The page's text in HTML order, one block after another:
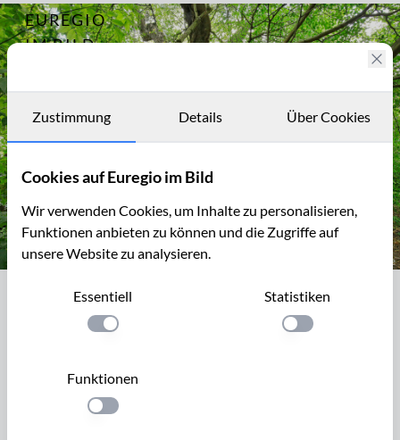
EUREGIO
IM BILD
Archiv
Kontakt
Archiv
12632
bei
Bizarr, ausgehöhlt, aber immer noch
vital: Linde in der Baumallee von
Um 1662 baute der Reichfreiherr Johann Lothar Waldbott
Zustimmung Details Über Cookies
Cookies auf Euregio im Bild
Wir verwenden Cookies, um Inhalte zu personalisieren,
Funktionen anbieten zu können und die Zugriffe auf
unsere Website zu analysieren.
Essentiell
Einstellung anwenden
Statistiken
Einstellung
Funktionen
Einstellung anwenden